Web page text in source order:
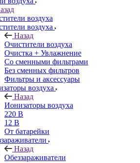
воздуха
воздуха
Назад
Очистители воздуха
Очистка + Увлажнение
Cо сменными фильтрами
Без сменных фильтров
Фильтры и аксессуары
воздуха
Назад
Ионизаторы воздуха
220 В
12 В
От батарейки
Назад
Обеззараживатели